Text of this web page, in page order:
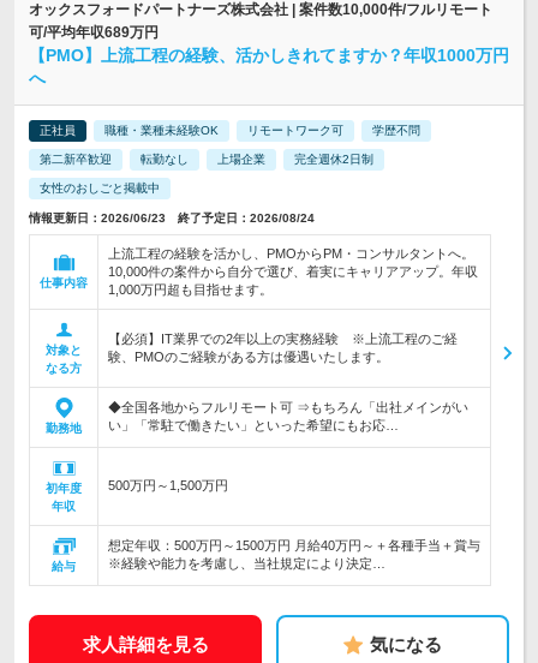
オックスフォードパートナーズ株式会社 | 案件数10,000件/フルリモート
可/平均年収689万円
【PMO】上流工程の経験、活かしきれてますか？年収1000万円
へ
正社員 職種・業種未経験OK リモートワーク可 学歴不問
第二新卒歓迎 転勤なし 上場企業 完全週休2日制
女性のおしごと掲載中
情報更新日：2026/06/23 終了予定日：2026/08/24
仕事内容
上流工程の経験を活かし、PMOからPM・コンサルタントへ。
10,000件の案件から自分で選び、着実にキャリアアップ。年収
1,000万円超も目指せます。
対象と
なる方
【必須】IT業界での2年以上の実務経験 ※上流工程のご経
験、PMOのご経験がある方は優遇いたします。
勤務地
◆全国各地からフルリモート可 ⇒もちろん「出社メインがい
い」「常駐で働きたい」といった希望にもお応…
初年度
年収
500万円～1,500万円
給与
想定年収：500万円～1500万円 月給40万円～＋各種手当＋賞与
※経験や能力を考慮し、当社規定により決定…
求人詳細を見る 気になる